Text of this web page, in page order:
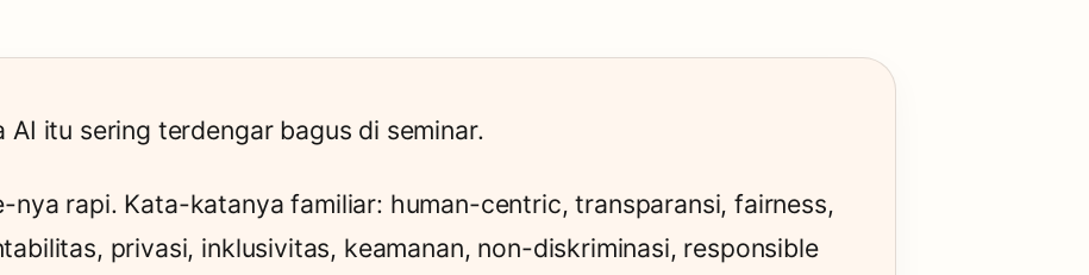
AI itu sering terdengar bagus di seminar.
nya rapi. Kata-katanya familiar: human-centric, transparansi, fairness,
privasi, inklusivitas, keamanan, non-diskriminasi, responsible